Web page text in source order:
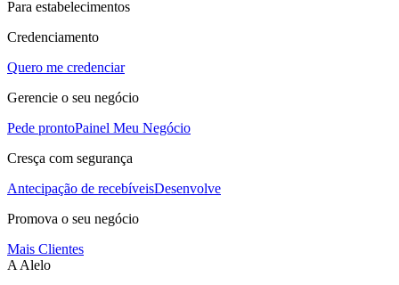
Para estabelecimentos
Credenciamento
Quero me credenciar
Gerencie o seu negócio
Pede prontoPainel Meu Negócio
Cresça com segurança
Antecipação de recebíveisDesenvolve
Promova o seu negócio
Mais Clientes
A Alelo